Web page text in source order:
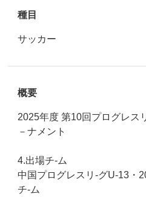
種目
サッカー
概要
2025年度 第10回プログレス
－ナメント
4.出場チ-ム
中国プログレスリ-グU-13・
チ-ム